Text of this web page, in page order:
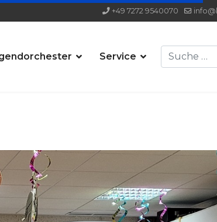
+49 7272 9540070
Service Suchen